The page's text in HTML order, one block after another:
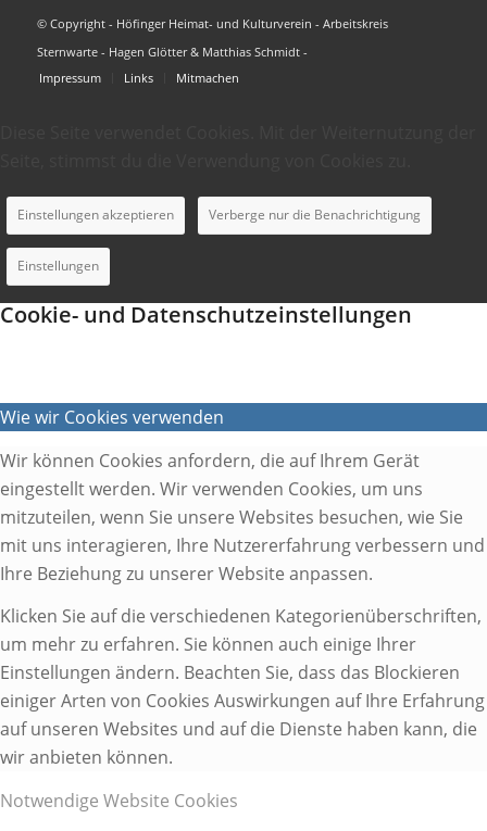
© Copyright - Höfinger Heimat- und Kulturverein - Arbeitskreis
Sternwarte - Hagen Glötter & Matthias Schmidt -
Impressum
Links Mitmachen
Einstellungen akzeptieren Verberge nur die Benachrichtigung
Einstellungen
Cookie- und Datenschutzeinstellungen
Wie wir Cookies verwenden
Wir können Cookies anfordern, die auf Ihrem Gerät
eingestellt werden. Wir verwenden Cookies, um uns
mitzuteilen, wenn Sie unsere Websites besuchen, wie Sie
mit uns interagieren, Ihre Nutzererfahrung verbessern und
Ihre Beziehung zu unserer Website anpassen.
Klicken Sie auf die verschiedenen Kategorienüberschriften,
um mehr zu erfahren. Sie können auch einige Ihrer
Einstellungen ändern. Beachten Sie, dass das Blockieren
einiger Arten von Cookies Auswirkungen auf Ihre Erfahrung
auf unseren Websites und auf die Dienste haben kann, die
wir anbieten können.
Notwendige Website Cookies